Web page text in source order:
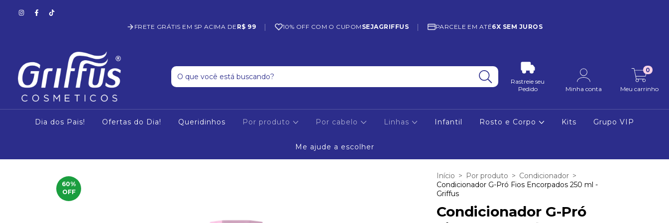
FRETE GRÁTIS EM SP ACIMA DE R$ 99 | 10% OFF COM O CUPOM SEJAGRIFFUS | PARCELE EM ATÉ6X SEM JUROS
Rastreie seu
Pedido
Minha conta Meu carrinho
0
Dia dos Pais! Ofertas do Dia! Queridinhos Por produto Por cabelo Linhas Infantil Rosto e Corpo Kits Grupo VIP
Me ajude a escolher
60%
OFF
Início > Por produto > Condicionador >
Condicionador G-Pró Fios Encorpados 250 ml -
Griffus
Condicionador G-Pró